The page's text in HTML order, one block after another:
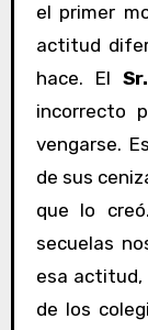
el primer
actitud
hace. El
incorrecto
vengarse.
de sus
que lo
secuelas
esa actitud,
de los